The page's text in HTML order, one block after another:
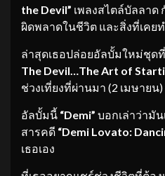
the Devil” เพลงสไตล์บัลลาด
ผิดพลาดในชีวิต และสิ่งที่เคย
ล่าสุดเธอปล่อยอัลบั้มใหม่ชุด
The Devil…The Art of
ช่วงเที่ยงที่ผ่านมา (2 เมษายน
อัลบั้มนี้ “Demi” บอกเล่าว่ามั
สารคดี “Demi Lovato:
เธอเอง